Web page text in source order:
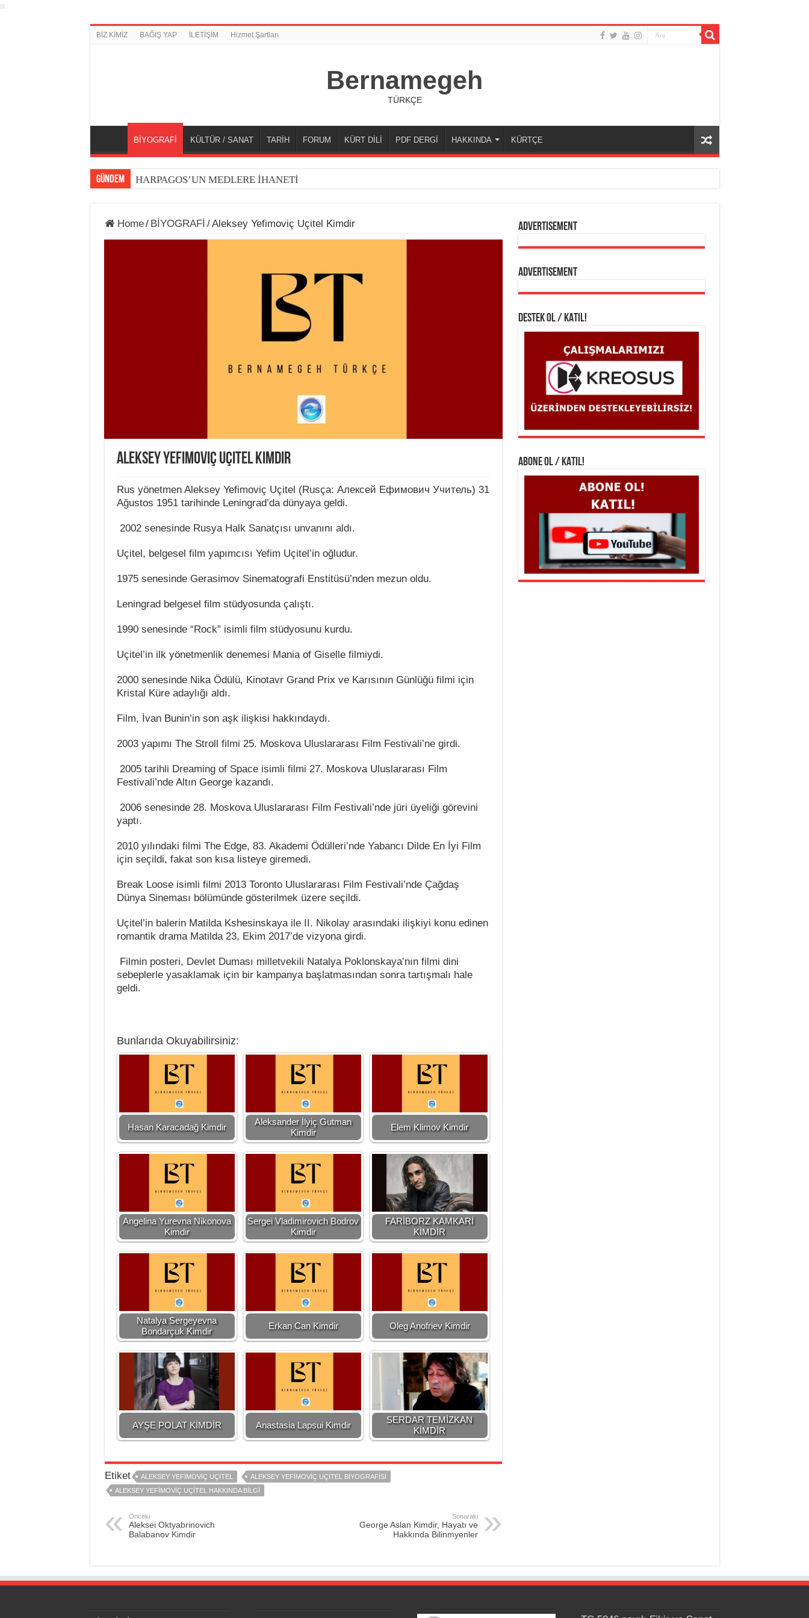
BİZ KİMİZ BAĞIŞ YAP İLETİŞİM Hizmet Şartları
Bernamegeh
TÜRKÇE
BİYOGRAFİ KÜLTÜR / SANAT TARİH FORUM KÜRT DİLİ PDF DERGİ HAKKINDA KÜRTÇE
GÜNDEM HARPAGOS’UN MEDLERE İHANETİ
Home/ BİYOGRAFİ /Aleksey Yefimoviç Uçitel Kimdir
Aleksey Yefimoviç Uçitel Kimdir
Rus yönetmen Aleksey Yefimoviç Uçitel (Rusça: Алексей Ефимович Учитель) 31
Ağustos 1951 tarihinde Leningrad’da dünyaya geldi.
2002 senesinde Rusya Halk Sanatçısı unvanını aldı.
Uçitel, belgesel film yapımcısı Yefim Uçitel’in oğludur.
1975 senesinde Gerasimov Sinematografi Enstitüsü’nden mezun oldu.
Leningrad belgesel film stüdyosunda çalıştı.
1990 senesinde “Rock” isimli film stüdyosunu kurdu.
Uçitel’in ilk yönetmenlik denemesi Mania of Giselle filmiydi.
2000 senesinde Nika Ödülü, Kinotavr Grand Prix ve Karısının Günlüğü filmi için
Kristal Küre adaylığı aldı.
Film, İvan Bunin’in son aşk ilişkisi hakkındaydı.
2003 yapımı The Stroll filmi 25. Moskova Uluslararası Film Festivali’ne girdi.
2005 tarihli Dreaming of Space isimli filmi 27. Moskova Uluslararası Film
Festivali’nde Altın George kazandı.
2006 senesinde 28. Moskova Uluslararası Film Festivali’nde jüri üyeliği görevini
yaptı.
2010 yılındaki filmi The Edge, 83. Akademi Ödülleri’nde Yabancı Dilde En İyi Film
için seçildi, fakat son kısa listeye giremedi.
Break Loose isimli filmi 2013 Toronto Uluslararası Film Festivali’nde Çağdaş
Dünya Sineması bölümünde gösterilmek üzere seçildi.
Uçitel’in balerin Matilda Kshesinskaya ile II. Nikolay arasındaki ilişkiyi konu edinen
romantik drama Matilda 23, Ekim 2017’de vizyona girdi.
Filmin posteri, Devlet Duması milletvekili Natalya Poklonskaya’nın filmi dini
sebeplerle yasaklamak için bir kampanya başlatmasından sonra tartışmalı hale
geldi.
Bunlarıda Okuyabilirsiniz:
Hasan Karacadağ Kimdir
Aleksander İlyiç Gutman
Kimdir
Elem Klimov Kimdir
Angelina Yurevna Nikonova
Kimdir
Sergei Vladimirovich Bodrov
Kimdir
FARİBORZ KAMKARİ
KİMDİR
Natalya Sergeyevna
Bondarçuk Kimdir
Erkan Can Kimdir Oleg Anofriev Kimdir
AYŞE POLAT KİMDİR Anastasia Lapsui Kimdir
SERDAR TEMİZKAN
KİMDİR
Etiket ALEKSEY YEFIMOVIÇ UÇITEL
ALEKSEY YEFIMOVIÇ UÇITEL BIYOGRAFISI
ALEKSEY YEFIMOVIÇ UÇITEL HAKKINDA BILGI
Önceki
Aleksei Oktyabrinovich
Balabanov Kimdir
Sonaraki
George Aslan Kimdir, Hayatı ve
Hakkında Bilinmyenler
Advertisement
Advertisement
DESTEK OL / KATIL!
ABONE OL / KATIL!